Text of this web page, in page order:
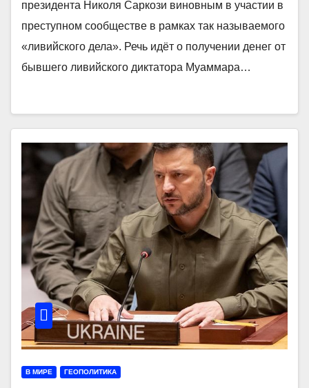
президента Николя Саркози виновным в участии в
преступном сообществе в рамках так называемого
«ливийского дела». Речь идёт о получении денег от
бывшего ливийского диктатора Муаммара…
В МИРЕ ГЕОПОЛИТИКА